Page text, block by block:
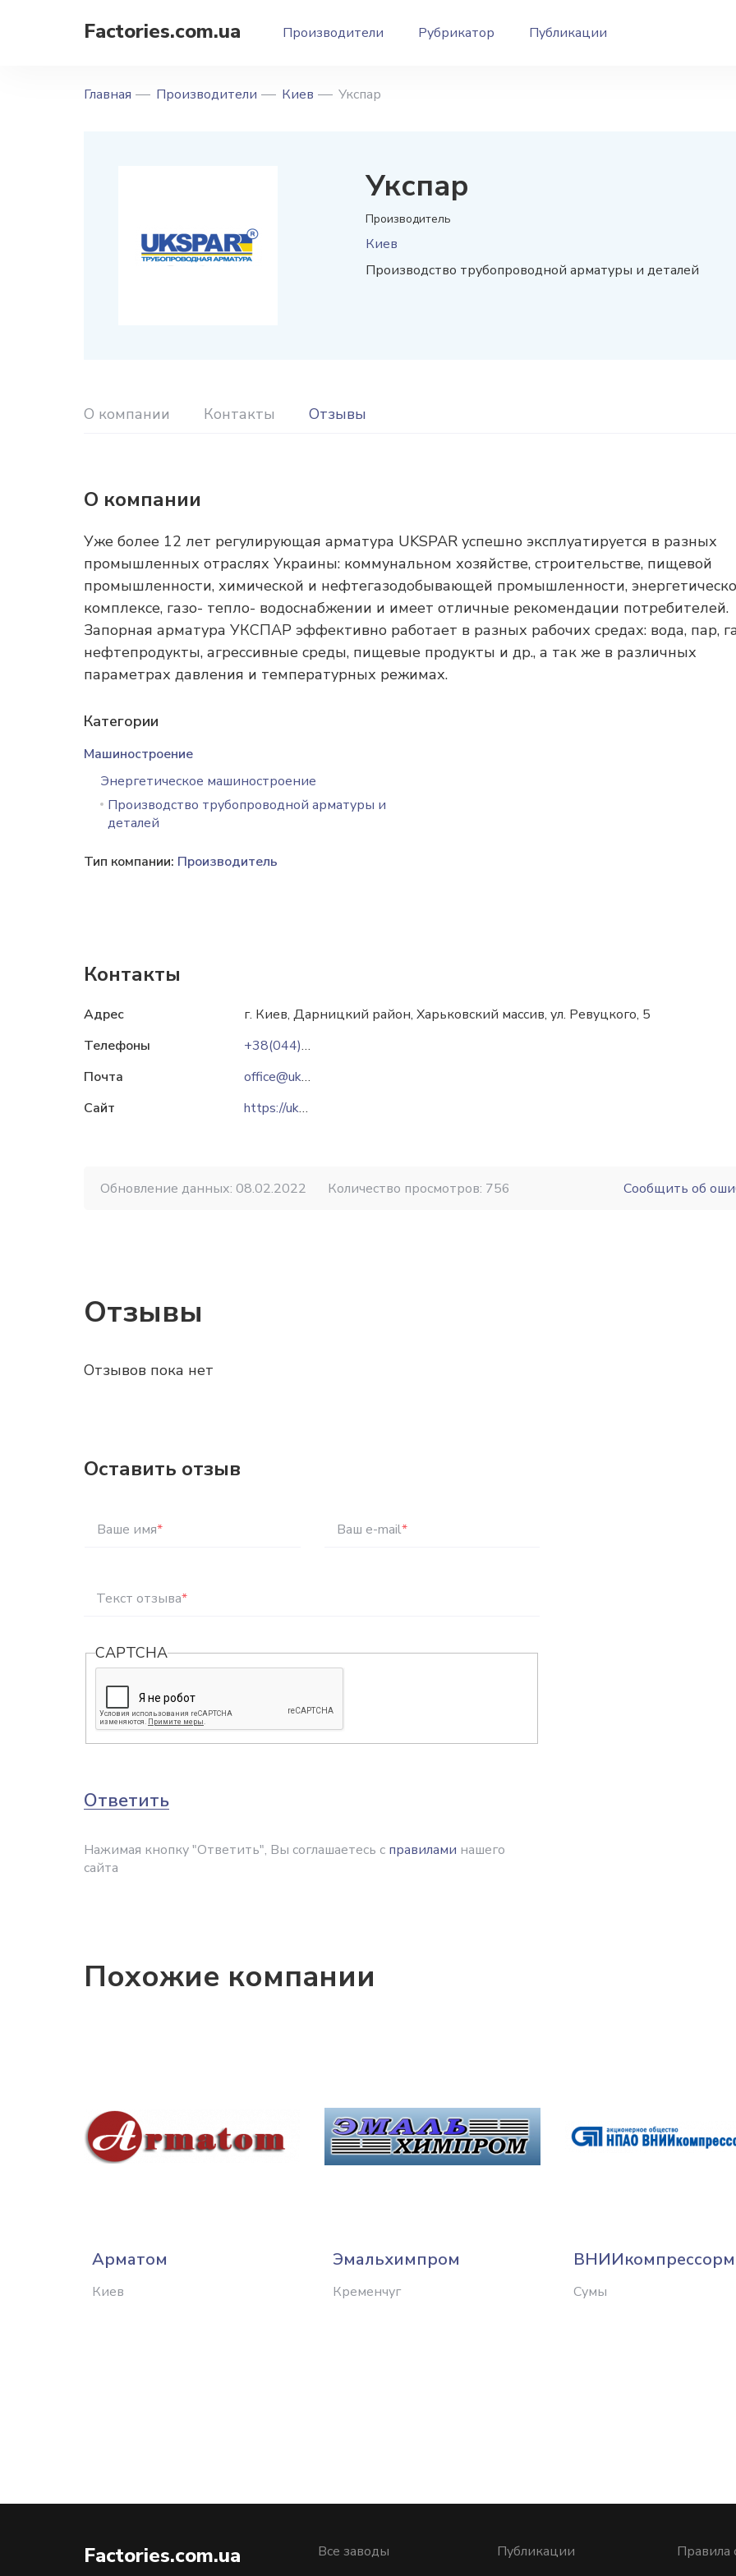
Factories.com.ua Производители Рубрикатор Публикации
Главная Производители Киев Укспар
Укспар
Производитель
Киев
Производство трубопроводной арматуры и деталей
О компании Контакты Отзывы
О компании
Уже более 12 лет регулирующая арматура UKSPAR успешно эксплуатируется в разных
промышленных отраслях Украины: коммунальном хозяйстве, строительстве, пищевой
промышленности, химической и нефтегазодобывающей промышленности,
комплексе, газо- тепло- водоснабжении и имеет отличные рекомендации потребителей.
Запорная арматура УКСПАР эффективно работает в разных рабочих средах: вода, пар,
нефтепродукты, агрессивные среды, пищевые продукты и др., а так же в различных
параметрах давления и температурных режимах.
Категории
Машиностроение
Энергетическое машиностроение
Производство трубопроводной арматуры и
деталей
Тип компании: Производитель
Контакты
Адрес
г. Киев, Дарницкий район, Харьковский массив, ул. Ревуцкого, 5
Телефоны
+38(044)333-70-86
Почта
office@ukspar.ua
Сайт
https://ukspar.ua
Обновление данных: 08.02.2022 Количество просмотров: 756 Сообщить об
Отзывы
Отзывов пока нет
Оставить отзыв
Ваше имя* Ваш e-mail*
Текст отзыва*
CAPTCHA
Ответить
Нажимая кнопку "Ответить", Вы соглашаетесь с правилами нашего
сайта
Похожие компании
Арматом
Киев
Эмальхимпром
Кременчуг Сумы
Factories.com.ua
Все заводы
Публикации
Правила